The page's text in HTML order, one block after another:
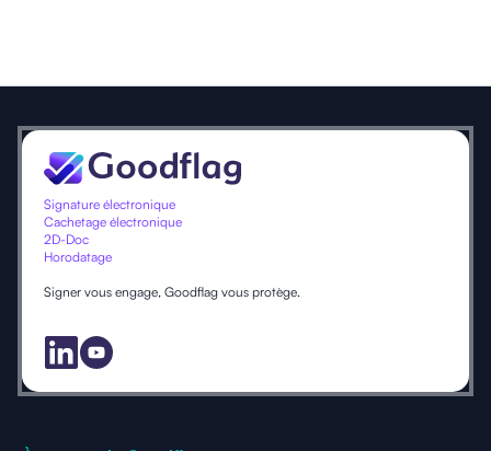
Signature électronique
Cachetage électronique
2D-Doc
Horodatage
Signer vous engage, Goodflag vous protège.